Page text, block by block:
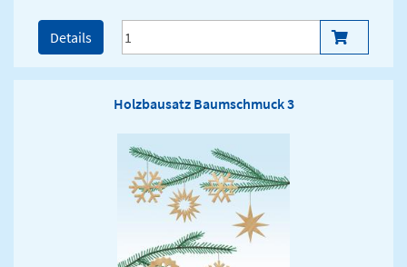
Details
Holzbausatz Baumschmuck 3